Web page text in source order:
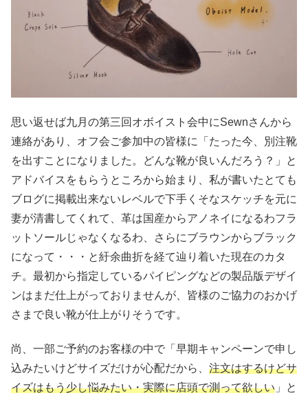
思い返せば九月の第三回オボイスト会中にSewnさんから
連絡があり、オフ会ご参加中の皆様に「たった今、別注靴
を出すことになりました。どんな靴が良いんだろう？」と
アドバイスをもらうところから始まり、私が書いたとても
ブログに掲載出来ないレベルで下手くそなスケッチを元に
妻が清書してくれて、革は国産からアノネイになるわフラ
ットソールじゃなくなるわ、さらにブラウンからブラック
になって・・・と紆余曲折を経て辿り着いた現在のカタ
チ。最初から指定しているパイピングなどの製品版デザイ
ンはまだ仕上がっておりませんが、皆様のご協力のおかげ
さまで良い靴が仕上がりそうです。
尚、一部ご予約のお客様の中で「早期キャンペーンで申し
込みたいけどサイズだけが心配だから、 注文はするけどサ
イズはもう少し悩みたい・実際に店頭で測って欲しい 」と